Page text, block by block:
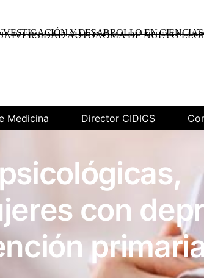
AUTÓNOMA DE NUEVO
Y DESARROLLO EN
Medicina Director CIDICS
con
primaria